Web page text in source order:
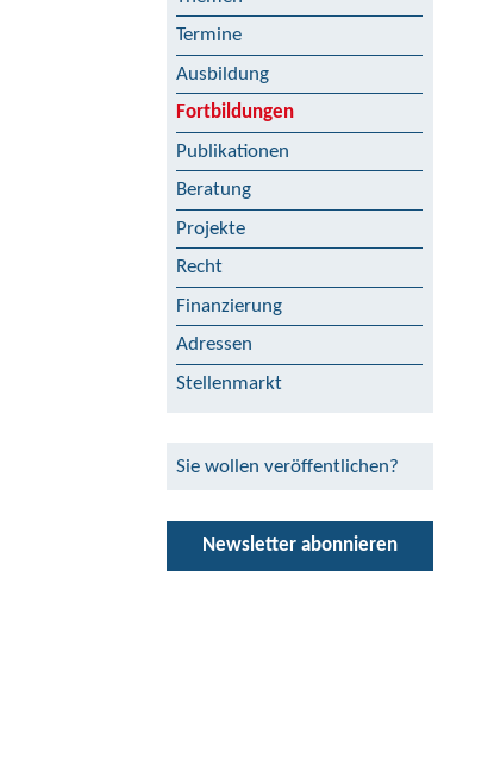
Termine
Ausbildung
Fortbildungen
Publikationen
Beratung
Projekte
Recht
Finanzierung
Adressen
Stellenmarkt
Sie wollen veröffentlichen?
Newsletter abonnieren